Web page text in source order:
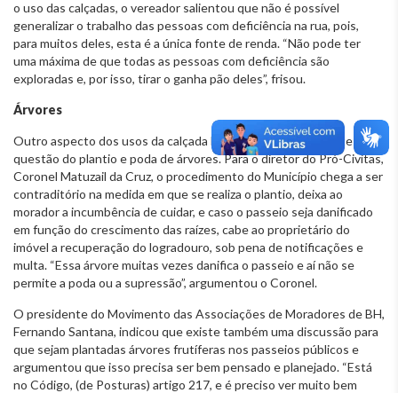
o uso das calçadas, o vereador salientou que não é possível
generalizar o trabalho das pessoas com deficiência na rua, pois,
para muitos deles, esta é a única fonte de renda. “Não pode ter
uma máxima de que todas as pessoas com deficiência são
exploradas e, por isso, tirar o ganha pão deles”, frisou.
Árvores
Outro aspecto dos usos da calçada levantado pelos presentes foi a
questão do plantio e poda de árvores. Para o diretor do Pró-Civitas,
Coronel Matuzail da Cruz, o procedimento do Município chega a ser
contraditório na medida em que se realiza o plantio, deixa ao
morador a incumbência de cuidar, e caso o passeio seja danificado
em função do crescimento das raízes, cabe ao proprietário do
imóvel a recuperação do logradouro, sob pena de notificações e
multa. “Essa árvore muitas vezes danifica o passeio e aí não se
permite a poda ou a supressão”, argumentou o Coronel.
O presidente do Movimento das Associações de Moradores de BH,
Fernando Santana, indicou que existe também uma discussão para
que sejam plantadas árvores frutíferas nos passeios públicos e
argumentou que isso precisa ser bem pensado e planejado. “Está
no Código, (de Posturas) artigo 217, e é preciso ver muito bem